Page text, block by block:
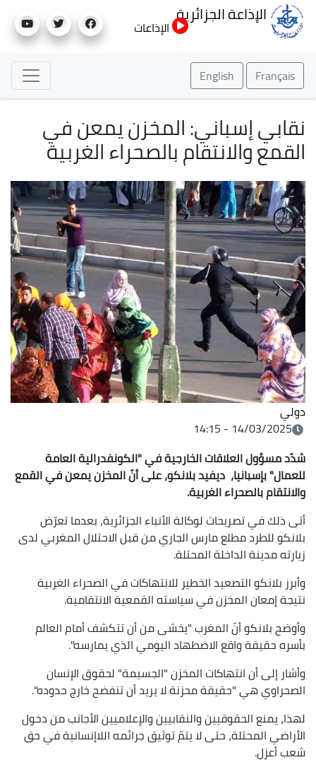
إلى
الإذاعة الجزائرية
الإذاعات
Français
English
نقابي إسباني: المخزن يمعن في
القمع والانتقام بالصحراء الغربية
دولي
14/03/2025 - 14:15
شدّد مسؤول العلاقات الخارجية في "الكونفدرالية العامة
للعمال" بإسبانيا، ديفيد بلانكو، على أنّ المخزن يمعن في القمع
والانتقام بالصحراء الغربية.
أتى ذلك في تصريحات لوكالة الأنباء الجزائرية، بعدما تعرّض
بلانكو للطرد مطلع مارس الجاري من قبل الاحتلال المغربي لدى
زيارته مدينة الداخلة المحتلة.
وأبرز بلانكو التصعيد الخطير للانتهاكات في الصحراء الغربية
نتيجة إمعان المخزن في سياسته القمعية الانتقامية.
وأوضح بلانكو أنّ المغرب "يخشى من أن تتكشف أمام العالم
بأسره حقيقة واقع الاضطهاد اليومي الذي يمارسه".
وأشار إلى أن انتهاكات المخزن "الجسيمة" لحقوق الإنسان
الصحراوي هي "حقيقة محزنة لا يريد أن تنفضح خارج حدوده".
لهذا، يمنع الحقوقيين والنقابيين والإعلاميين الأجانب من دخول
الأراضي المحتلة، حتى لا يتمّ توثيق جرائمه اللاإنسانية في حق
شعب أعزل.